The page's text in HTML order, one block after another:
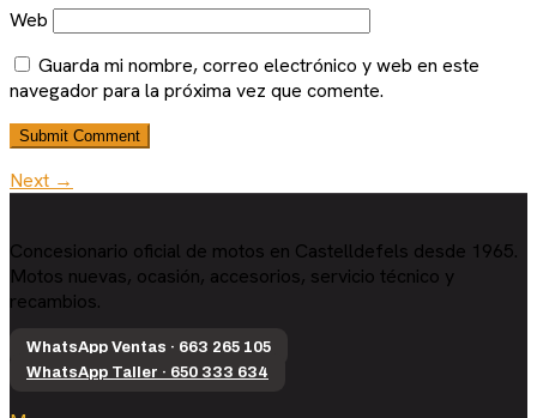
Web
Guarda mi nombre, correo electrónico y web en este
navegador para la próxima vez que comente.
Next →
Concesionario oficial de motos en Castelldefels desde 1965.
Motos nuevas, ocasión, accesorios, servicio técnico y
recambios.
WhatsApp Ventas · 663 265 105
WhatsApp Taller · 650 333 634